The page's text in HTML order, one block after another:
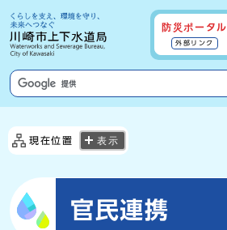
防災ポータル
外部リンク
現在位置 表示
官民連携